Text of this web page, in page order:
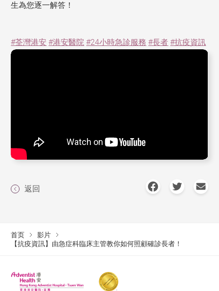
生為您逐一解答！
#荃灣港安 #港安醫院 #24小時急診服務 #長者 #抗疫資訊
返回
首页
影片
【抗疫資訊】由急症科臨床主管教你如何照顧確診長者！